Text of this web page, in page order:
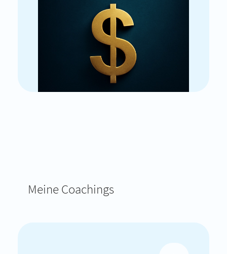
Meine Coachings